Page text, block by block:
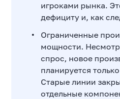
игроками рынка.
дефициту и, как
Ограниченные
мощности.
спрос, новое
планируется
Старые линии
отдельные